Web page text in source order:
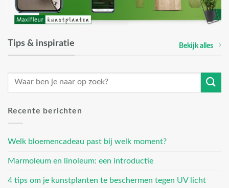
Tips & inspiratie Bekijk alles
Recente berichten
Welk bloemencadeau past bij welk moment?
Marmoleum en linoleum: een introductie
4 tips om je kunstplanten te beschermen tegen UV licht